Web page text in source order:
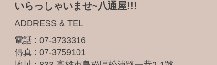
いらっしゃいませ~八通屋!!!
ADDRESS & TEL
電話 : 07-3733316
傳真 : 07-3759101